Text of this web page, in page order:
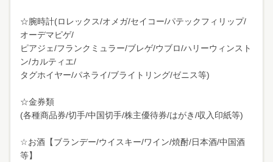
☆腕時計(ロレックス/オメガ/セイコー/パテックフィリップ/
オーデマピゲ/
ピアジェ/フランクミュラー/ブレゲ/ウブロ/ハリーウィンスト
ン/カルティエ/
タグホイヤー/パネライ/ブライトリング/ゼニス等)
☆金券類
(各種商品券/切手/中国切手/株主優待券/はがき/収入印紙等)
☆お酒【ブランデー/ウイスキー/ワイン/焼酎/日本酒/中国酒
等】